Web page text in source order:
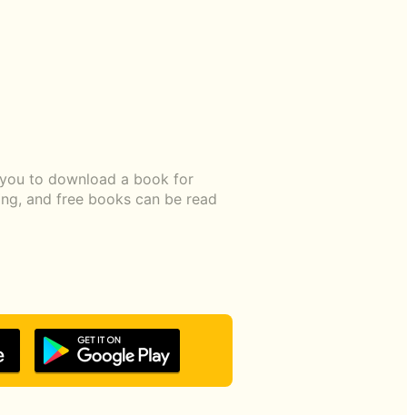
to download a book for
and free books can be read